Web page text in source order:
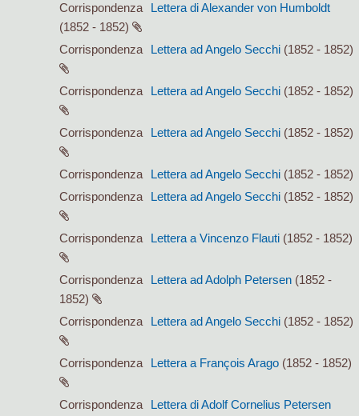
Corrispondenza
Lettera di Alexander von Humboldt
(1852 - 1852)
Corrispondenza
Lettera ad Angelo Secchi (1852 - 1852)
Corrispondenza Lettera ad Angelo Secchi (1852 - 1852)
Corrispondenza Lettera ad Angelo Secchi (1852 - 1852)
Corrispondenza Lettera ad Angelo Secchi (1852 - 1852)
Corrispondenza
Lettera ad Angelo Secchi (1852 - 1852)
Corrispondenza Lettera a Vincenzo Flauti (1852 - 1852)
Corrispondenza Lettera ad Adolph Petersen (1852 -
1852)
Corrispondenza
Lettera ad Angelo Secchi (1852 - 1852)
Corrispondenza Lettera a François Arago (1852 - 1852)
Corrispondenza
Lettera di Adolf Cornelius Petersen